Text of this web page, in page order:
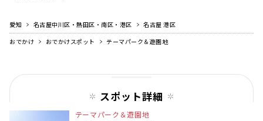
愛知 名古屋中川区・熱田区・南区・港区
名古屋 港区
おでかけ
おでかけスポット テーマパーク＆遊園地
スポット詳細
テーマパーク＆遊園地